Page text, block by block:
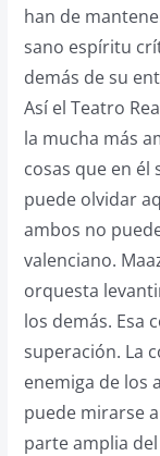
han de
sano espíritu
demás de su
Así el Teatro
la mucha más
cosas que en él
puede olvidar
ambos no
valenciano.
orquesta
los demás. Esa
superación. La
enemiga de los
puede mirarse
parte amplia